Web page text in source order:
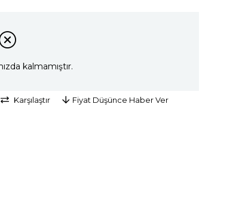
kalmamıştır.
Karşılaştır Fiyat Düşünce Haber Ver